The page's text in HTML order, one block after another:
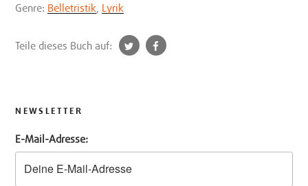
Genre: Belletristik Lyrik
Teile dieses Buch auf:
t
NEWSLETTER
E-Mail-Adresse: